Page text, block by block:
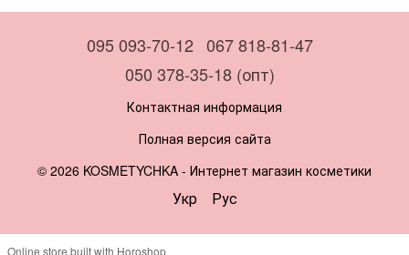
095 093-70-12 067 818-81-47
050 378-35-18 (опт)
Контактная информация
Полная версия сайта
© 2026 KOSMETYCHKA - Интернет магазин косметики
Укр Рус
Online store built with Horoshop